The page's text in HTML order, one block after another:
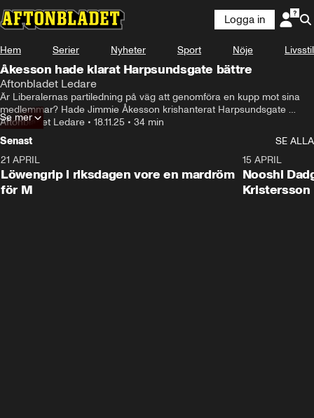
Logga in
Hem Serier Nyheter Sport Nöje Livsstil
Åkesson hade klarat Harpsundsgate bättre
Aftonbladet Ledare
Är Liberalernas partiledning på väg att genomföra en kupp mot sina
medlemmar? Hade Jimmie Åkesson krishanterat Harpsundsgate
bättre än Ulf Kristersson? Vem blir ny ordförande i S-föreningen
Reformisterna? Det och mycket mer diskuteras i veckans avsnitt av
Röda tråden med Anders Lindberg, Susanna Kierkegaard och Kalle
Sundin. En podcast från Aftonbladets ledarsida.
Aftonbladet Ledare • 18.11.25 • 34 min
Se mer
Senast
SE ALLA
21 APRIL
Löwengrip i riksdagen vore en mardröm
för M
15 APRIL
Nooshi
Kristersson